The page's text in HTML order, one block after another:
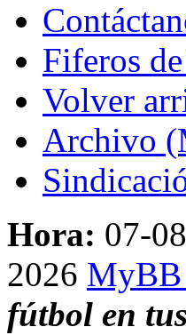
Fiferos
Volver
Archivo
Hora: 07-
2026 MyBB
fútbol en